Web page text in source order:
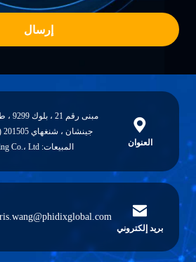
إرسال
العنوان
المبيعات: Shanghai Phidix Trading Co.، Ltd.)
بريد إلكتروني